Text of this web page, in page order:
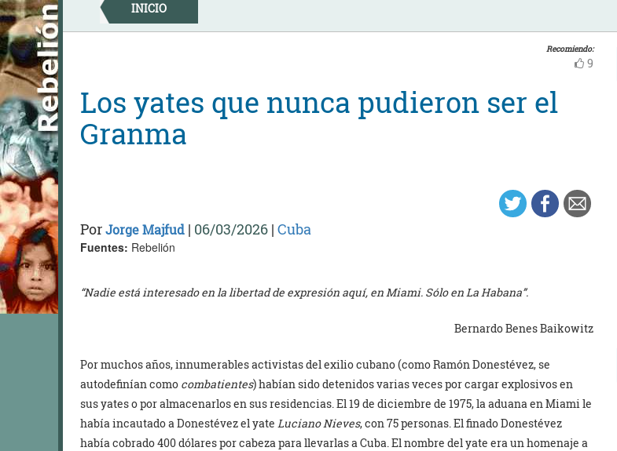
Skip
to
content
INICIO
Recomiendo:
9
Los yates que nunca pudieron ser el
Granma
PorJorge Majfud | 06/03/2026 | Cuba
Fuentes: Rebelión
“Nadie está interesado en la libertad de expresión aquí, en Miami. Sólo en La Habana”.
Bernardo Benes Baikowitz
Por muchos años, innumerables activistas del exilio cubano (como Ramón Donestévez, se
autodefinían como combatientes) habían sido detenidos varias veces por cargar explosivos en
sus yates o por almacenarlos en sus residencias. El 19 de diciembre de 1975, la aduana en Miami le
había incautado a Donestévez el yate Luciano Nieves, con 75 personas. El finado Donestévez
había cobrado 400 dólares por cabeza para llevarlas a Cuba. El nombre del yate era un homenaje a